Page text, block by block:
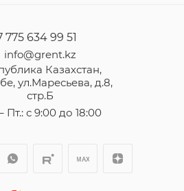
775 634 99 51
info@grent.kz
Казахстан,
ул.Маресьева, д.8,
стр.Б
Пт.: с 9:00 до 18:00